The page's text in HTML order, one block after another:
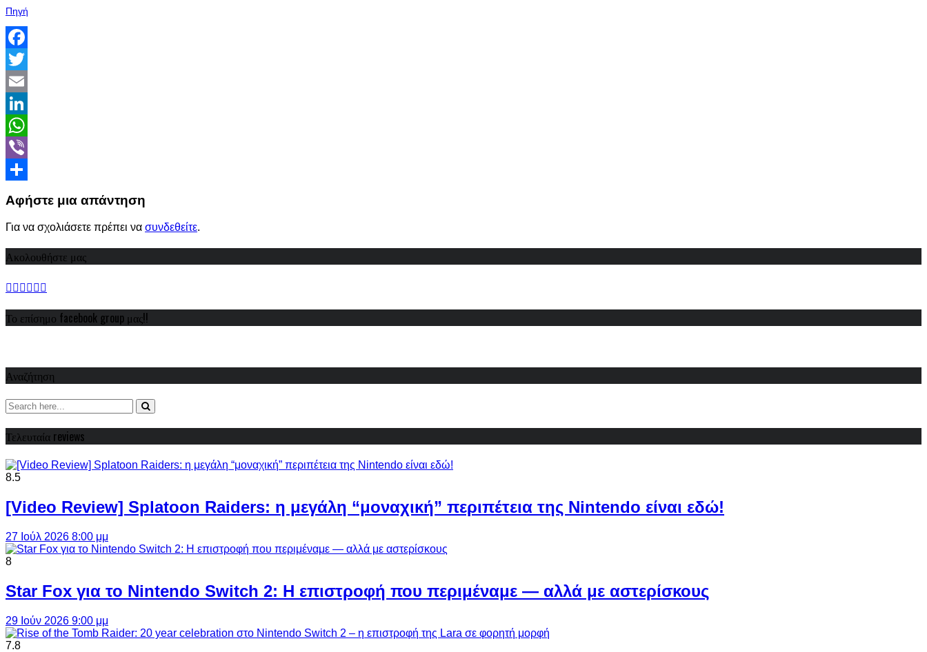
Πηγή
Facebook
Twitter
Email
LinkedIn
WhatsApp
Viber
Αφήστε μια απάντηση
Για να σχολιάσετε πρέπει να συνδεθείτε.
Ακολουθήστε μας
Το επίσημο facebook group μας!!
Αναζήτηση
Τελευταία reviews
8.5
[Video Review] Splatoon Raiders: η μεγάλη “μοναχική” περιπέτεια της Nintendo είναι εδώ!
27 Ιούλ 2026 8:00 μμ
8
Star Fox για το Nintendo Switch 2: Η επιστροφή που περιμέναμε — αλλά με αστερίσκους
29 Ιούν 2026 9:00 μμ
7.8